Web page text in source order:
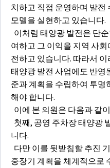
치하고 직접 운영하며 발전
모델을 실현하고 있습니다.
이처럼 태양광 발전은 단
여하고 그 이익을 지역 사
전하고 있습니다. 따라서
태양광 발전 사업에도 반영
준과 계획을 수립하여 투명
해야 합니다.
이에 본 의원은 다음과 같
첫째, 공영 주차장 태양광
니다.
다만 이를 뒷받침할 추진
중장기 계획을 체계적으로